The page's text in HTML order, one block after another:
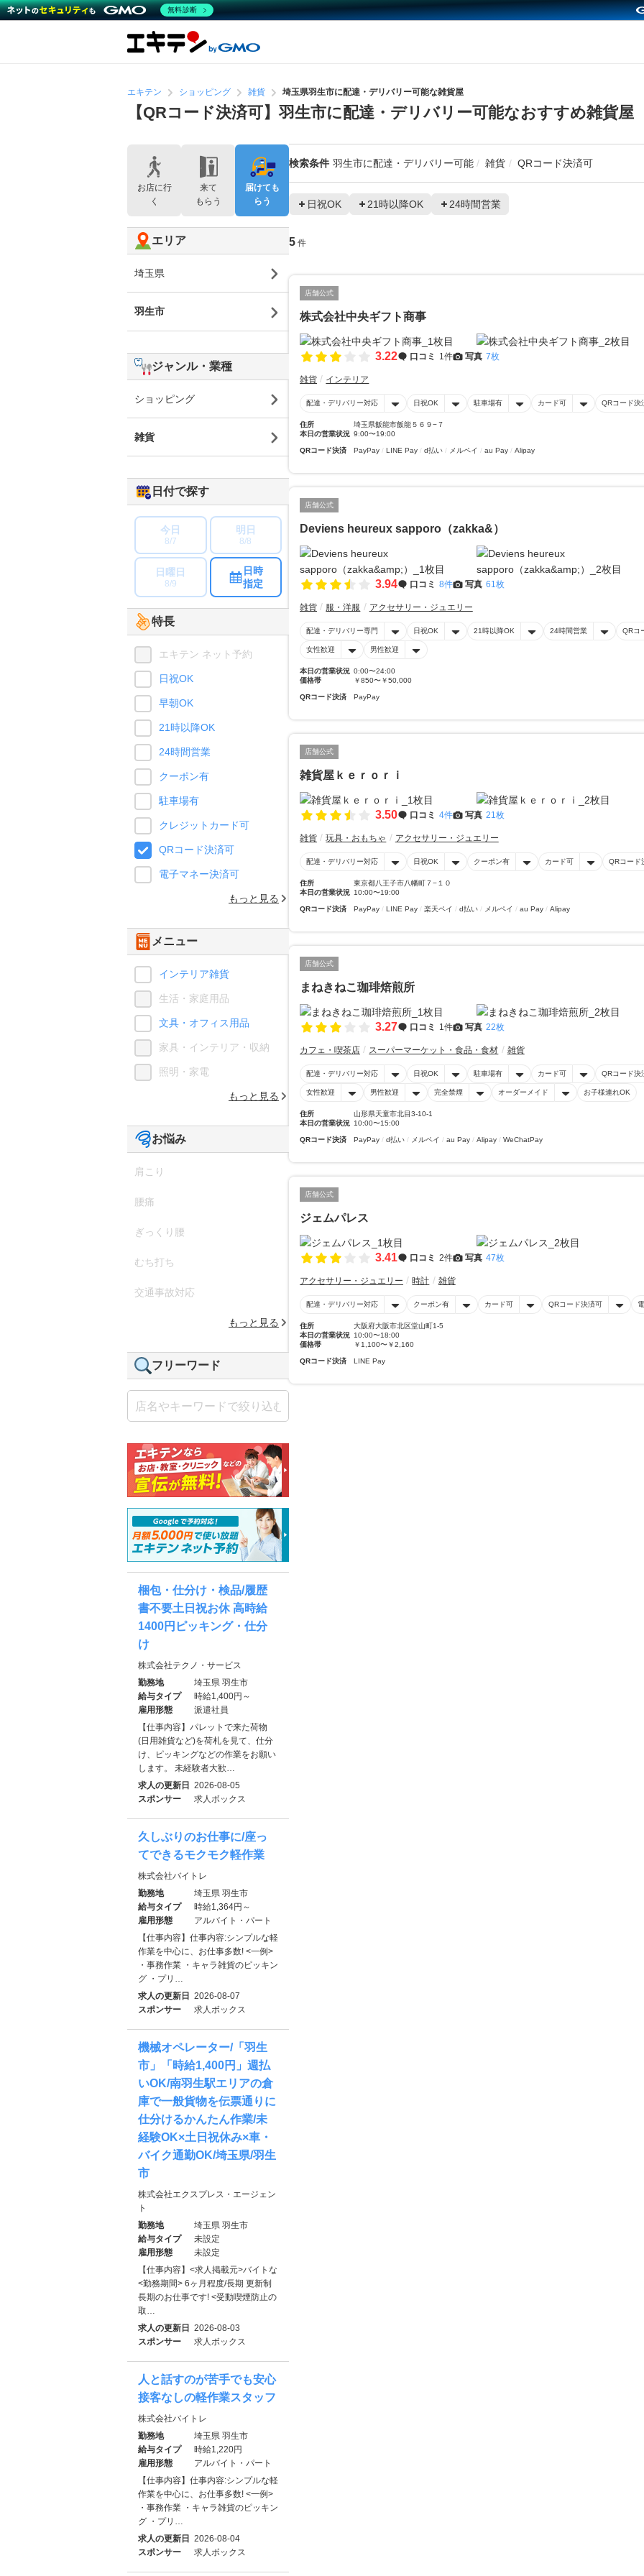
エキテン ショッピング 雑貨 埼玉県羽生市に配達・デリバリー可能な雑貨屋
【QRコード決済可】羽生市に配達・デリバリー可能なおすすめ雑貨屋
検索条件 羽生市に配達・デリバリー可能 雑貨 QRコード決済可
日祝OK 21時以降OK 24時間営業
5 件
店舗公式
株式会社中央ギフト商事
3.22 口コミ 1件 写真 7枚
雑貨 インテリア
配達・デリバリー対応 日祝OK 駐車場有 カード可 QRコード決
住所
埼玉県飯能市飯能５６９−７
本日の営業状況 9:00〜19:00
QRコード決済 PayPay LINE Pay d払い メルペイ au Pay Alipay
店舗公式
Deviens heureux sapporo（zakka&）
3.94 口コミ 8件 写真 61枚
雑貨 服・洋服 アクセサリー・ジュエリー
配達・デリバリー専門 日祝OK 21時以降OK 24時間営業 QRコ
女性歓迎 男性歓迎
本日の営業状況 0:00〜24:00
価格帯
￥850〜￥50,000
QRコード決済 PayPay
店舗公式
雑貨屋ｋｅｒｏｒｉ
3.50 口コミ 4件 写真 21枚
雑貨 玩具・おもちゃ アクセサリー・ジュエリー
配達・デリバリー対応 日祝OK クーポン有 カード可 QRコード
住所
東京都八王子市八幡町７−１０
本日の営業状況 10:00〜19:00
QRコード決済 PayPay LINE Pay 楽天ペイ d払い メルペイ au Pay Alipay
店舗公式
まねきねこ珈琲焙煎所
3.27 口コミ 1件 写真 22枚
カフェ・喫茶店 スーパーマーケット・食品・食材 雑貨
配達・デリバリー対応 日祝OK 駐車場有 カード可 QRコード決
女性歓迎 男性歓迎 完全禁煙 オーダーメイド お子様連れOK
住所
山形県天童市北目3-10-1
本日の営業状況 10:00〜15:00
QRコード決済 PayPay d払い メルペイ au Pay Alipay WeChatPay
店舗公式
ジェムパレス
3.41 口コミ 2件 写真 47枚
アクセサリー・ジュエリー 時計 雑貨
配達・デリバリー対応 クーポン有 カード可 QRコード決済可
住所
大阪府大阪市北区堂山町1-5
本日の営業状況 10:00〜18:00
価格帯
￥1,100〜￥2,160
QRコード決済 LINE Pay
お店に行
く
来て
もらう
届けても
らう
エリア
埼玉県
羽生市
ジャンル・業種
ショッピング
雑貨
日付で探す
今日
8/7
明日
8/8
日曜日
8/9
日時
指定
特長
エキテン ネット予約
日祝OK
早朝OK
21時以降OK
24時間営業
クーポン有
駐車場有
クレジットカード可
QRコード決済可
電子マネー決済可
もっと見る
メニュー
インテリア雑貨
生活・家庭用品
文具・オフィス用品
家具・インテリア・収納
照明・家電
もっと見る
お悩み
肩こり
腰痛
ぎっくり腰
むち打ち
交通事故対応
もっと見る
フリーワード
梱包・仕分け・検品/履歴
書不要土日祝お休 高時給
1400円ピッキング・仕分
け
株式会社テクノ・サービス
勤務地
埼玉県 羽生市
給与タイプ
時給1,400円～
雇用形態
派遣社員
【仕事内容】パレットで来た荷物
(日用雑貨など)を荷札を見て、仕分
け、ピッキングなどの作業をお願い
します。 未経験者大歓…
求人の更新日
2026-08-05
スポンサー
求人ボックス
久しぶりのお仕事に/座っ
てできるモクモク軽作業
株式会社バイトレ
勤務地
埼玉県 羽生市
給与タイプ
時給1,364円～
雇用形態
アルバイト・パート
【仕事内容】仕事内容:シンプルな軽
作業を中心に、お仕事多数! <一例>
・事務作業 ・キャラ雑貨のピッキン
グ ・プリ…
求人の更新日
2026-08-07
スポンサー
求人ボックス
機械オペレーター/「羽生
市」「時給1,400円」週払
いOK/南羽生駅エリアの倉
庫で一般貨物を伝票通りに
仕分けるかんたん作業/未
経験OK×土日祝休み×車・
バイク通勤OK/埼玉県/羽生
市
株式会社エクスプレス・エージェン
ト
勤務地
埼玉県 羽生市
給与タイプ
未設定
雇用形態
未設定
【仕事内容】<求人掲載元>バイトな
<勤務期間> 6ヶ月程度/長期 更新制
長期のお仕事です! <受動喫煙防止の
取…
求人の更新日
2026-08-03
スポンサー
求人ボックス
人と話すのが苦手でも安心
接客なしの軽作業スタッフ
株式会社バイトレ
勤務地
埼玉県 羽生市
給与タイプ
時給1,220円
雇用形態
アルバイト・パート
【仕事内容】仕事内容:シンプルな軽
作業を中心に、お仕事多数! <一例>
・事務作業 ・キャラ雑貨のピッキン
グ ・プリ…
求人の更新日
2026-08-04
スポンサー
求人ボックス
無料診断